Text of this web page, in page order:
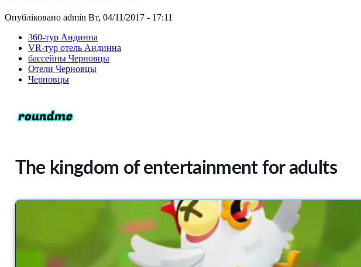
Опубліковано admin Вт, 04/11/2017 - 17:11
360-тур Андинна
VR-тур отель Андинна
бассейны Черновцы
Отели Черновцы
Черновцы